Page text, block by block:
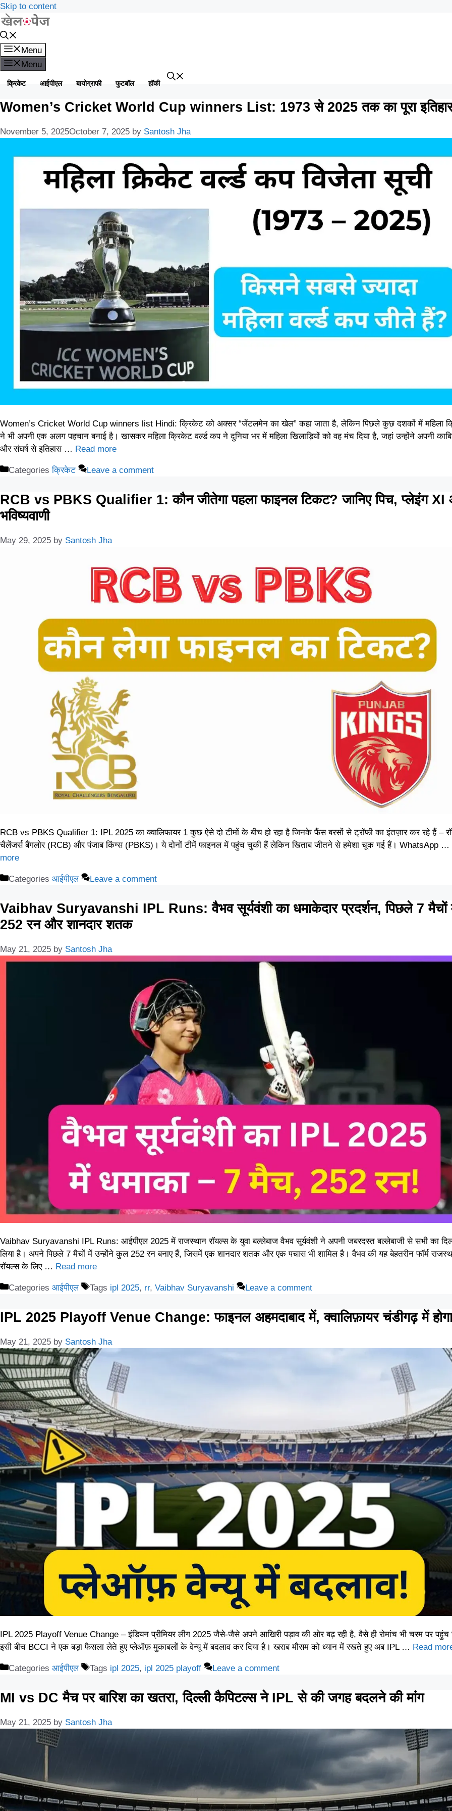
Skip to content
Menu
Menu
क्रिकेट आईपीएल बायोग्राफी फुटबॉल हॉकी
Women’s Cricket World Cup winners List: 1973 से 2025 तक का पूरा
November 5, 2025October 7, 2025 by Santosh Jha
Women’s Cricket World Cup winners list Hindi: क्रिकेट को अक्सर “जेंटलमेन का खेल” कहा जाता है, लेकिन पिछले कुछ दशकों में महिला
ने भी अपनी एक अलग पहचान बनाई है। खासकर महिला क्रिकेट वर्ल्ड कप ने दुनिया भर में महिला खिलाड़ियों को वह मंच दिया है, जहां उन्होंने अपनी
और संघर्ष से इतिहास … Read more
Categoriesक्रिकेट Leave a comment
RCB vs PBKS Qualifier 1: कौन जीतेगा पहला फाइनल टिकट? जानिए पिच, प्लेइंग XI
भविष्यवाणी
May 29, 2025 by Santosh Jha
RCB vs PBKS Qualifier 1: IPL 2025 का क्वालिफायर 1 कुछ ऐसे दो टीमों के बीच हो रहा है जिनके फैंस बरसों से ट्रॉफी का इंतज़ार कर रहे हैं –
चैलेंजर्स बैंगलोर (RCB) और पंजाब किंग्स (PBKS)। ये दोनों टीमें फाइनल में पहुंच चुकी हैं लेकिन खिताब जीतने से हमेशा चूक गई हैं। WhatsApp …
more
Categories आईपीएल Leave a comment
Vaibhav Suryavanshi IPL Runs: वैभव सूर्यवंशी का धमाकेदार प्रदर्शन, पिछले 7 मैचों
252 रन और शानदार शतक
May 21, 2025 by Santosh Jha
Vaibhav Suryavanshi IPL Runs: आईपीएल 2025 में राजस्थान रॉयल्स के युवा बल्लेबाज वैभव सूर्यवंशी ने अपनी जबरदस्त बल्लेबाजी से सभी का
लिया है। अपने पिछले 7 मैचों में उन्होंने कुल 252 रन बनाए हैं, जिसमें एक शानदार शतक और एक पचास भी शामिल है। वैभव की यह बेहतरीन फॉर्म
रॉयल्स के लिए … Read more
Categories आईपीएल Tags ipl 2025, rr, Vaibhav Suryavanshi Leave a comment
IPL 2025 Playoff Venue Change: फाइनल अहमदाबाद में, क्वालिफ़ायर चंडीगढ़ में होगा
May 21, 2025 by Santosh Jha
IPL 2025 Playoff Venue Change – इंडियन प्रीमियर लीग 2025 जैसे-जैसे अपने आखिरी पड़ाव की ओर बढ़ रही है, वैसे ही रोमांच भी चरम पर पहुंच
इसी बीच BCCI ने एक बड़ा फैसला लेते हुए प्लेऑफ़ मुकाबलों के वेन्यू में बदलाव कर दिया है। खराब मौसम को ध्यान में रखते हुए अब IPL … Read
Categories आईपीएल Tags ipl 2025, ipl 2025 playoff Leave a comment
MI vs DC मैच पर बारिश का खतरा, दिल्ली कैपिटल्स ने IPL से की जगह बदलने की मांग
May 21, 2025 by Santosh Jha